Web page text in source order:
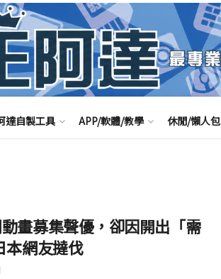
達自製工具 APP/軟體/教學 休閒/懶人包
畫募集聲優，卻因開出「需
本網友撻伐